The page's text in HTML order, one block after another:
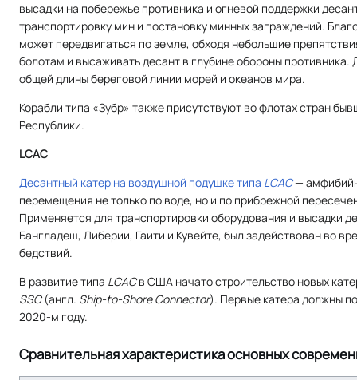
высадки на побережье противника и огневой поддержки
транспортировку мин и постановку минных заграждений.
может передвигаться по земле, обходя небольшие
болотам и высаживать десант в глубине обороны
общей длины береговой линии морей и океанов мира.
Корабли типа «Зубр» также присутствуют во флотах стран
Республики.
LCAC
Десантный катер на воздушной подушке типа LCAC—
перемещения не только по воде, но и по прибрежной
Применяется для транспортировки оборудования и высадки
Бангладеш, Либерии, Гаити и Кувейте, был задействован во
бедствий.
В развитие типа LCACв США начато строительство новых
SSC(англ. Ship-to-Shore Connector). Первые катера должны
2020-м году.
Сравнительная характеристика основных